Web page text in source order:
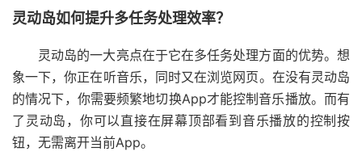
灵动岛如何提升多任务处理效率？
灵动岛的一大亮点在于它在多任务处理方面的优势。想
象一下，你正在听音乐，同时又在浏览网页。在没有灵动岛
的情况下，你需要频繁地切换App才能控制音乐播放。而有
了灵动岛，你可以直接在屏幕顶部看到音乐播放的控制按
钮，无需离开当前App。